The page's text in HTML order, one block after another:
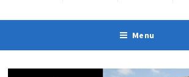
Menu